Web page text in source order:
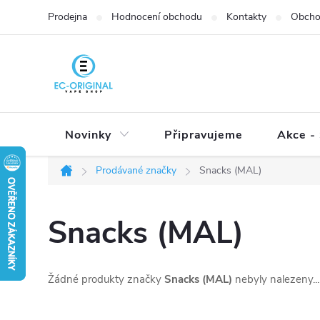
Prodejna Hodnocení obchodu Kontakty
Novinky Připravujeme Akce -
Domů
Prodávané značky Snacks (MAL)
Snacks (MAL)
Žádné produkty značkySnacks (MAL) nebyly nalezeny...